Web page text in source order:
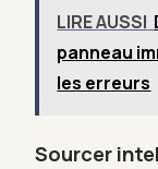
LIRE AUSSI
panneau
les erreurs
Sourcer